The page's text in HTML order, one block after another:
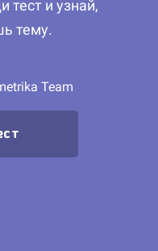
тест и узнай,
тему.
Team